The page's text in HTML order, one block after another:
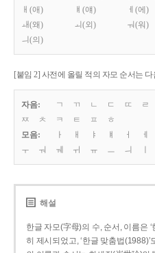
ㅐ(애)
ㅒ(얘) ㅔ(에)
ㅙ(왜)
ㅚ(외) ㅝ(워)
ㅢ(의)
[붙임 2] 사전에 올릴 적의 자모 순서는
자음: ㄱ ㄲ ㄴ ㄷ ㄸ ㄹ
ㅉ
ㅊ ㅋ ㅌ ㅍ
ㅎ
모음:
ㅏ ㅐ ㅑ ㅒ ㅓ ㅔ
ㅜ
ㅝ ㅞ ㅟ ㅠ ㅡ ㅢ
해설
한글 자모(字母)의 수, 순서, 이름은
히 제시되었고, ‘한글 맞춤법